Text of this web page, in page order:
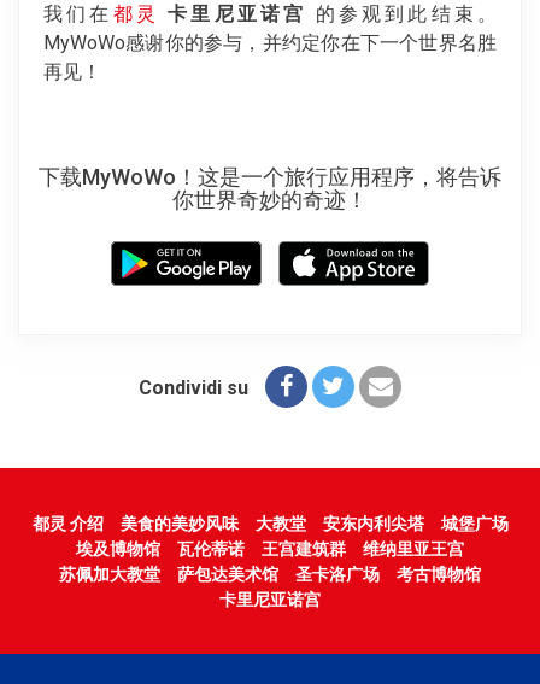
我们在 都灵 卡里尼亚诺宫
的参观到此结束。
MyWoWo感谢你的参与，并约定你在下一个世界名胜
再见！
下载MyWoWo！这是一个旅行应用程序，将告诉
你世界奇妙的奇迹！
Condividi su
都灵 介绍 美食的美妙风味 大教堂 安东内利尖塔
城堡广场
埃及博物馆
瓦伦蒂诺 王宫建筑群
维纳里亚王宫
苏佩加大教堂
萨包达美术馆 圣卡洛广场
考古博物馆
卡里尼亚诺宫